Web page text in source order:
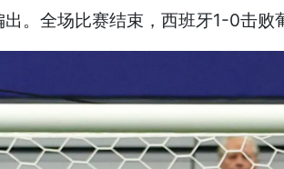
。全场比赛结束，西班牙1-0击败